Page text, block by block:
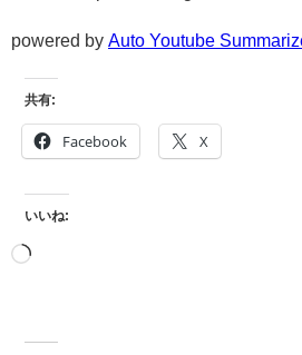
powered by Auto Youtube
共有:
Facebook X
いいね: